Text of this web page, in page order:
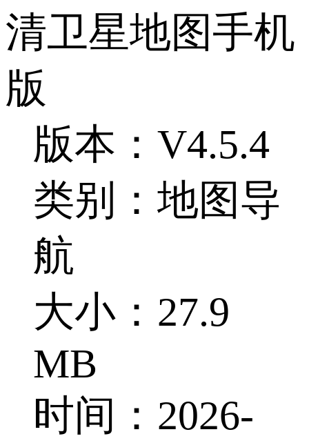
清卫星地图手机
版
版本：V4.5.4
类别：地图导
航
大小：27.9
MB
时间：2026-